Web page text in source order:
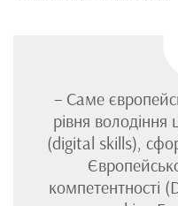
– Саме
рівня
(digital skills),
компетентності